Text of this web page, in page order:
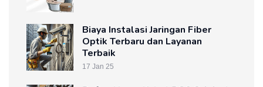
Biaya Instalasi Jaringan Fiber
Optik Terbaru dan Layanan
Terbaik
17 Jan 25